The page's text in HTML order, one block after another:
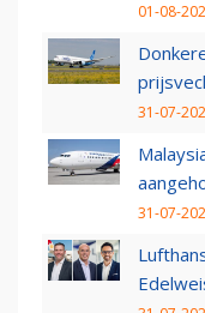
01-08-
31-07-
31-07-